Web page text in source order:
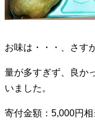
お味は・・・、さす
量が多すぎず、良か
いました。
寄付金額：5,000円相